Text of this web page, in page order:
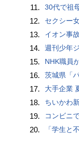
11. 30代で祖
12. セクシー
13. イオン事
14. 週刊少年
15. NHK職員
16. 茨城県「
17. 大手企業
18. ちいかわ
19. コンビニ
20. 「学生と